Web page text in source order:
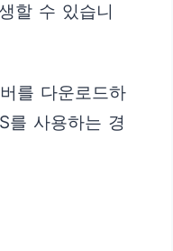
할 수 있습니
를 다운로드하
를 사용하는 경